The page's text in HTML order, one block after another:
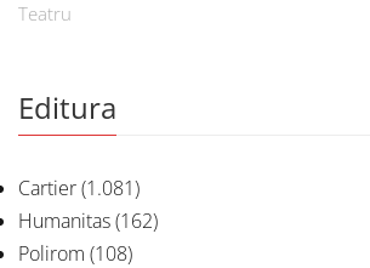
Teatru
Editura
Cartier(1.081)
Humanitas(162)
Polirom (108)